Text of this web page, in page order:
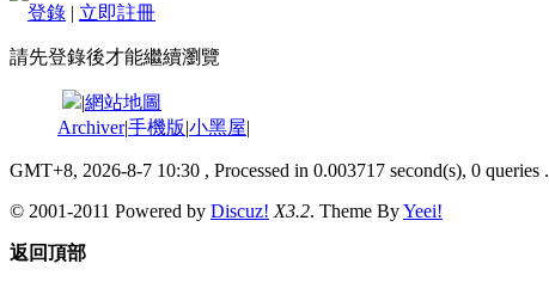
登錄 | 立即註冊
請先登錄後才能繼續瀏覽
|網站地圖
Archiver|手機版|小黑屋|
GMT+8, 2026-8-7 10:30 , Processed in 0.003717 second(s), 0 queries .
© 2001-2011 Powered by Discuz! X3.2. Theme ByYeei!
返回頂部